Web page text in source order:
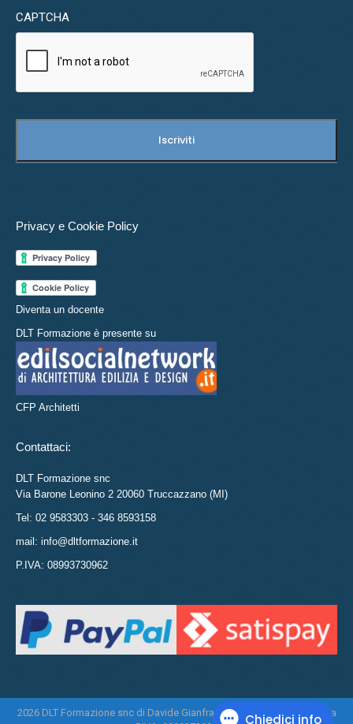
CAPTCHA
Privacy e Cookie Policy
Diventa un docente
DLT Formazione è presente su
CFP Architetti
Contattaci:
DLT Formazione snc
Via Barone Leonino 2 20060 Truccazzano (MI)
Tel: 02 9583303 - 346 8593158
mail: info@dltformazione.it
P.IVA: 08993730962
2026 DLT Formazione snc di Davide Gianfranco Di Leo e Daniela Tasca